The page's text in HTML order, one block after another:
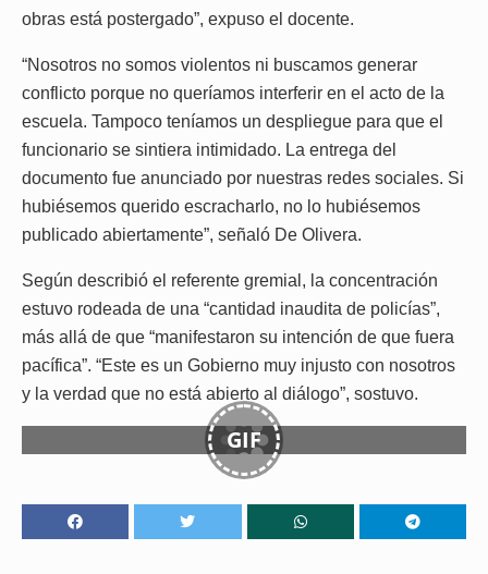
obras está postergado”, expuso el docente.
“Nosotros no somos violentos ni buscamos generar
conflicto porque no queríamos interferir en el acto de la
escuela. Tampoco teníamos un despliegue para que el
funcionario se sintiera intimidado. La entrega del
documento fue anunciado por nuestras redes sociales. Si
hubiésemos querido escracharlo, no lo hubiésemos
publicado abiertamente”, señaló De Olivera.
Según describió el referente gremial, la concentración
estuvo rodeada de una “cantidad inaudita de policías”,
más allá de que “manifestaron su intención de que fuera
pacífica”. “Este es un Gobierno muy injusto con nosotros
y la verdad que no está abierto al diálogo”, sostuvo.
GIF